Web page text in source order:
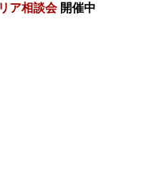
ア相談会 開催中